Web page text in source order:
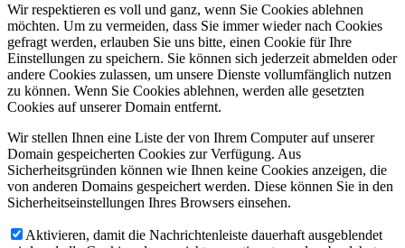
Wir respektieren es voll und ganz, wenn Sie Cookies ablehnen
möchten. Um zu vermeiden, dass Sie immer wieder nach Cookies
gefragt werden, erlauben Sie uns bitte, einen Cookie für Ihre
Einstellungen zu speichern. Sie können sich jederzeit abmelden oder
andere Cookies zulassen, um unsere Dienste vollumfänglich nutzen
zu können. Wenn Sie Cookies ablehnen, werden alle gesetzten
Cookies auf unserer Domain entfernt.
Wir stellen Ihnen eine Liste der von Ihrem Computer auf unserer
Domain gespeicherten Cookies zur Verfügung. Aus
Sicherheitsgründen können wie Ihnen keine Cookies anzeigen, die
von anderen Domains gespeichert werden. Diese können Sie in den
Sicherheitseinstellungen Ihres Browsers einsehen.
Aktivieren, damit die Nachrichtenleiste dauerhaft ausgeblendet